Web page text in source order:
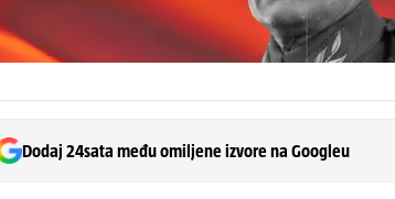
Dodaj 24sata među omiljene izvore na Googleu